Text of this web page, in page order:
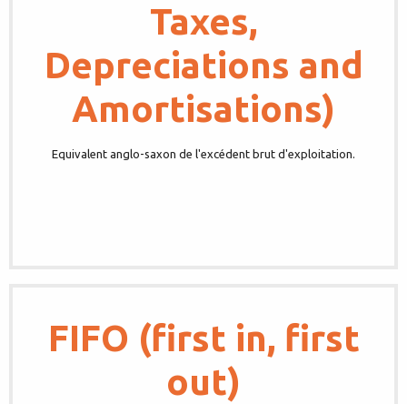
Taxes,
Depreciations and
Amortisations)
Equivalent anglo-saxon de l'excédent brut d'exploitation.
FIFO (first in, first
out)